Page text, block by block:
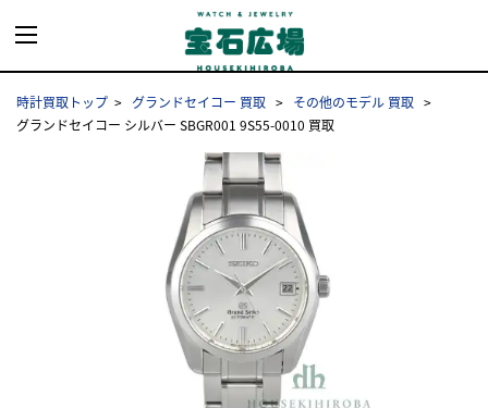
時計買取トップ グランドセイコー 買取
その他のモデル 買取
グランドセイコー シルバー SBGR001 9S55-0010 買取